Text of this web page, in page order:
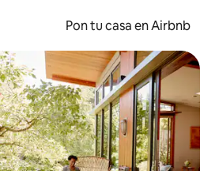
Pon tu casa en Airbnb